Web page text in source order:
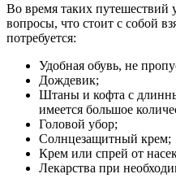
Во время таких
вопросы, что стоит с собой
потребуется:
Удобная обувь, не
Дождевик;
Штаны и кофта с
имеется большое
Головой убор;
Солнцезащитный крем;
Крем или спрей от
Лекарства при